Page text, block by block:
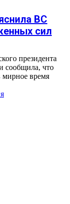
ВС
сил
президента
сообщила, что
мирное время